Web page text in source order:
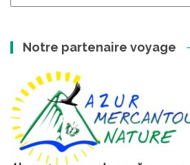
Notre partenaire voyage